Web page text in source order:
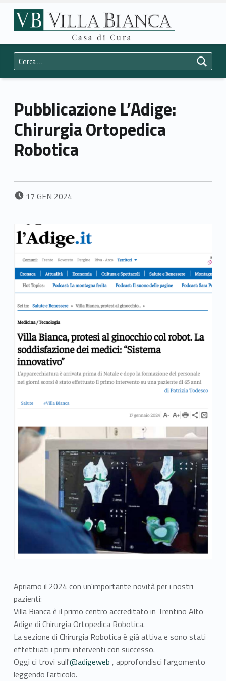
Pubblicazione L'Adige: Chirurgia Ortopedica Robotica - Casa di Cura Villa Bianca Trento
La vostra salute è la nostra priorità.
Header info sidebar
Ricerca per:
Pubblicazione L’Adige:
Chirurgia Ortopedica
Robotica
POSTED ON:
17 GEN 2024
Apriamo il 2024 con un'importante novità per i nostri
pazienti:
Villa Bianca è il primo centro accreditato in Trentino Alto
Adige di Chirurgia Ortopedica Robotica.
La sezione di Chirurgia Robotica è già attiva e sono stati
effettuati i primi interventi con successo.
Oggi ci trovi sull'@adigeweb , approfondisci l'argomento
leggendo l'articolo.